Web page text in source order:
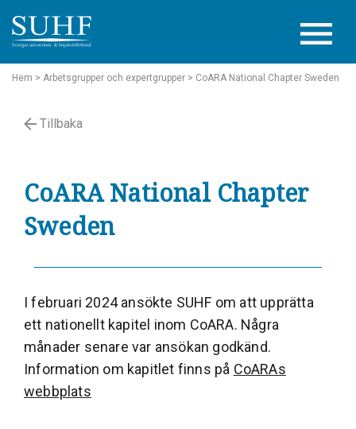
Hem > Arbetsgrupper och expertgrupper > CoARA National Chapter Sweden
Tillbaka
CoARA National Chapter
Sweden
I februari 2024 ansökte SUHF om att upprätta
ett nationellt kapitel inom CoARA. Några
månader senare var ansökan godkänd.
Information om kapitlet finns på CoARAs
webbplats